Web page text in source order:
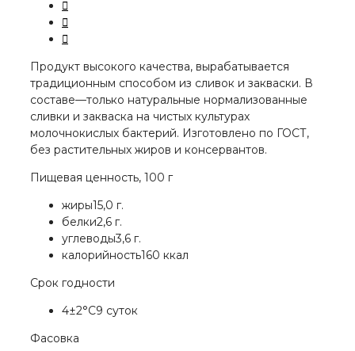
Продукт высокого качества, вырабатывается
традиционным способом из сливок и закваски. В
составе—только натуральные нормализованные
сливки и закваска на чистых культурах
молочнокислых бактерий. Изготовлено по ГОСТ,
без растительных жиров и консервантов.
Пищевая ценность, 100 г
жиры15,0 г.
белки2,6 г.
углеводы3,6 г.
калорийность160 ккал
Срок годности
4±2°С9 суток
Фасовка